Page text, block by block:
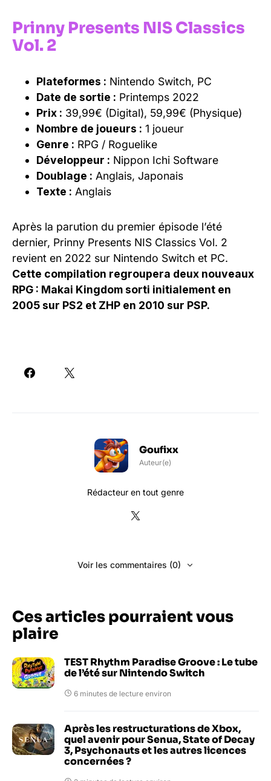
Prinny Presents NIS Classics
Vol. 2
Plateformes : Nintendo Switch, PC
Date de sortie : Printemps 2022
Prix : 39,99€ (Digital), 59,99€ (Physique)
Nombre de joueurs : 1 joueur
Genre : RPG / Roguelike
Développeur : Nippon Ichi Software
Doublage : Anglais, Japonais
Texte : Anglais
Après la parution du premier épisode l’été
dernier, Prinny Presents NIS Classics Vol. 2
revient en 2022 sur Nintendo Switch et PC.
Cette compilation regroupera deux nouveaux
RPG : Makai Kingdom sorti initialement en
2005 sur PS2 et ZHP en 2010 sur PSP.
Goufixx
Auteur(e)
Rédacteur en tout genre
Voir les commentaires (0)
Ces articles pourraient vous
plaire
TEST Rhythm Paradise Groove : Le tube
de l’été sur Nintendo Switch
6 minutes de lecture environ
Après les restructurations de Xbox,
quel avenir pour Senua, State of Decay
3, Psychonauts et les autres licences
concernées ?